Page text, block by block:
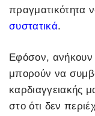
πραγματικότητα
συστατικά.
Εφόσον, ανήκουν
μπορούν να
καρδιαγγειακής
στο ότι δεν